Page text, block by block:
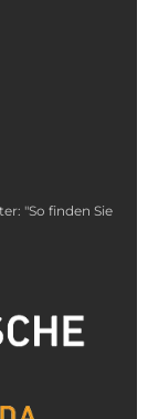
"So finden Sie